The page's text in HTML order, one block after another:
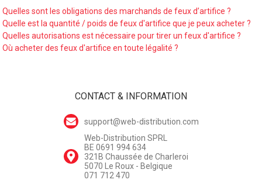
Quelles sont les obligations des marchands de feux d’artifice ?
Quelle est la quantité / poids de feux d'artifice que je peux acheter ?
Quelles autorisations est nécessaire pour tirer un feux d'artifice ?
Où acheter des feux d'artifice en toute légalité ?
CONTACT & INFORMATION
support@web-distribution.com
Web-Distribution SPRL
BE 0691 994 634
321B Chaussée de Charleroi
5070 Le Roux - Belgique
071 712 470